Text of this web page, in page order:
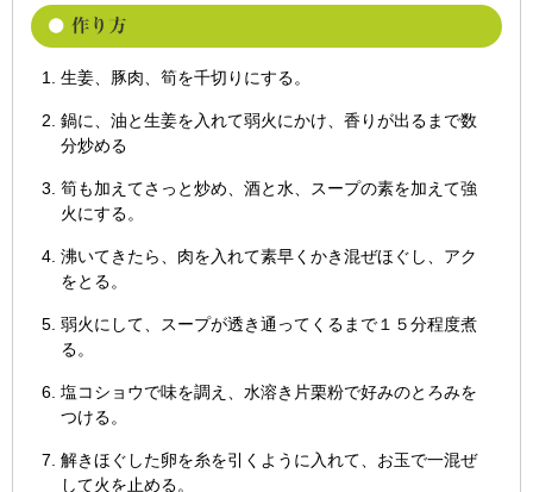
生姜、豚肉、筍を千切りにする。
鍋に、油と生姜を入れて弱火にかけ、香りが出るまで数
分炒める
筍も加えてさっと炒め、酒と水、スープの素を加えて強
火にする。
沸いてきたら、肉を入れて素早くかき混ぜほぐし、アク
をとる。
弱火にして、スープが透き通ってくるまで１５分程度煮
る。
塩コショウで味を調え、水溶き片栗粉で好みのとろみを
つける。
解きほぐした卵を糸を引くように入れて、お玉で一混ぜ
して火を止める。